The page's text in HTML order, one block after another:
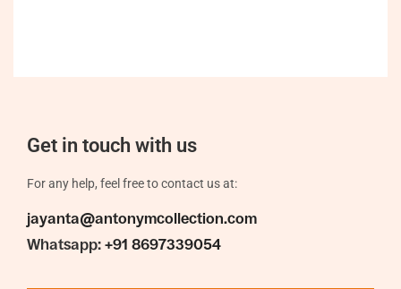
Get in touch with us
For any help, feel free to contact us at:
jayanta@antonymcollection.com
Whatsapp: +91 8697339054